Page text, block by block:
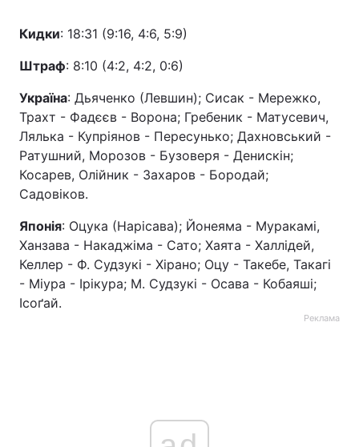
Кидки: 18:31 (9:16, 4:6, 5:9)
Штраф: 8:10 (4:2, 4:2, 0:6)
Україна: Дьяченко (Левшин); Сисак - Мережко,
Трахт - Фадєєв - Ворона; Гребеник - Матусевич,
Лялька - Купріянов - Пересунько; Дахновський -
Ратушний, Морозов - Бузоверя - Денискін;
Косарев, Олійник - Захаров - Бородай;
Садовіков.
Японія: Оцука (Нарісава); Йонеяма - Муракамі,
Ханзава - Накаджіма - Сато; Хаята - Халлідей,
Келлер - Ф. Судзукі - Хірано; Оцу - Такебе, Такагі
- Міура - Ірікура; М. Судзукі - Осава - Кобаяші;
Ісоґай.
Реклама